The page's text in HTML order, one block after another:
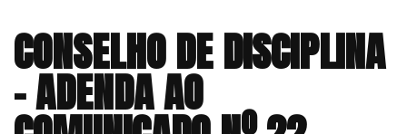
COMPETIÇÕES
NOTÍCIAS
COMUNICADOS
CONSELHO DE DISCIPLINA
- ADENDA AO